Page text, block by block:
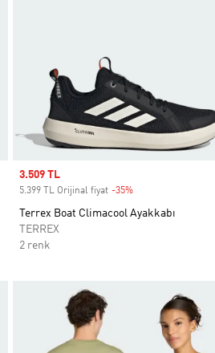
Sale price
3.509 TL
5.399 TL Orijinal fiyat -35%Discount
Terrex Boat Climacool Ayakkabı
TERREX
2 renk
Favori Listesine Ekle